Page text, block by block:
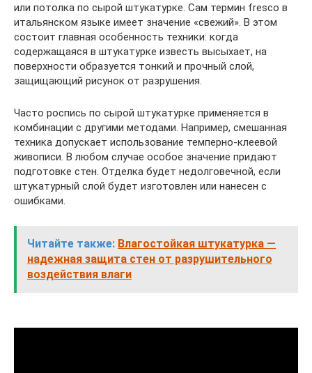
или потолка по сырой штукатурке. Сам термин fresco в
итальянском языке имеет значение «свежий». В этом
состоит главная особенность техники: когда
содержащаяся в штукатурке известь высыхает, на
поверхности образуется тонкий и прочный слой,
защищающий рисунок от разрушения.
Часто роспись по сырой штукатурке применяется в
комбинации с другими методами. Например, смешанная
техника допускает использование темперно-клеевой
живописи. В любом случае особое значение придают
подготовке стен. Отделка будет недолговечной, если
штукатурный слой будет изготовлен или нанесен с
ошибками.
Читайте также: Влагостойкая штукатурка —
надежная защита стен от разрушительного
воздействия влаги